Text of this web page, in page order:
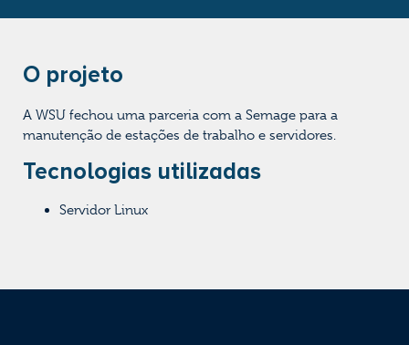
O projeto
A WSU fechou uma parceria com a Semage para a
manutenção de estações de trabalho e servidores.
Tecnologias utilizadas
Servidor Linux